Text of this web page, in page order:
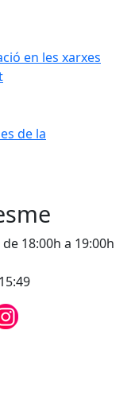
en les xarxes
de la
18:00h a 19:00h